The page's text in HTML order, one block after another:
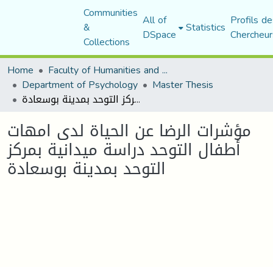
Communities
&
Collections
All of
DSpace Statistics Profils
Home
Faculty of Humanities and Social Sciences
Department of Psychology Master Thesis
مؤشرات الرضا عن الحياة لدى امهات أطفال التوحد دراسة ميدانية بمركز التوحد بمدينة بوسعادة
مؤشرات الرضا عن الحياة لدى امهات
أطفال التوحد دراسة ميدانية بمركز
التوحد بمدينة بوسعادة